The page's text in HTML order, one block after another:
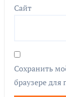
Сайт
Сохранить
браузере